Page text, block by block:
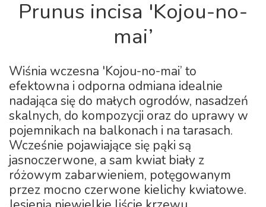
Prunus incisa 'Kojou-no-
mai’
Wiśnia wczesna 'Kojou-no-mai’ to
efektowna i odporna odmiana idealnie
nadająca się do małych ogrodów, nasadzeń
skalnych, do kompozycji oraz do uprawy w
pojemnikach na balkonach i na tarasach.
Wcześnie pojawiające się pąki są
jasnoczerwone, a sam kwiat biały z
różowym zabarwieniem, potęgowanym
przez mocno czerwone kielichy kwiatowe.